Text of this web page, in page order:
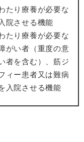
たり療養が必要な
院させる機能
たり療養が必要な
がい者（重度の意
者を含む）、筋ジ
ィー患者又は難病
入院させる機能